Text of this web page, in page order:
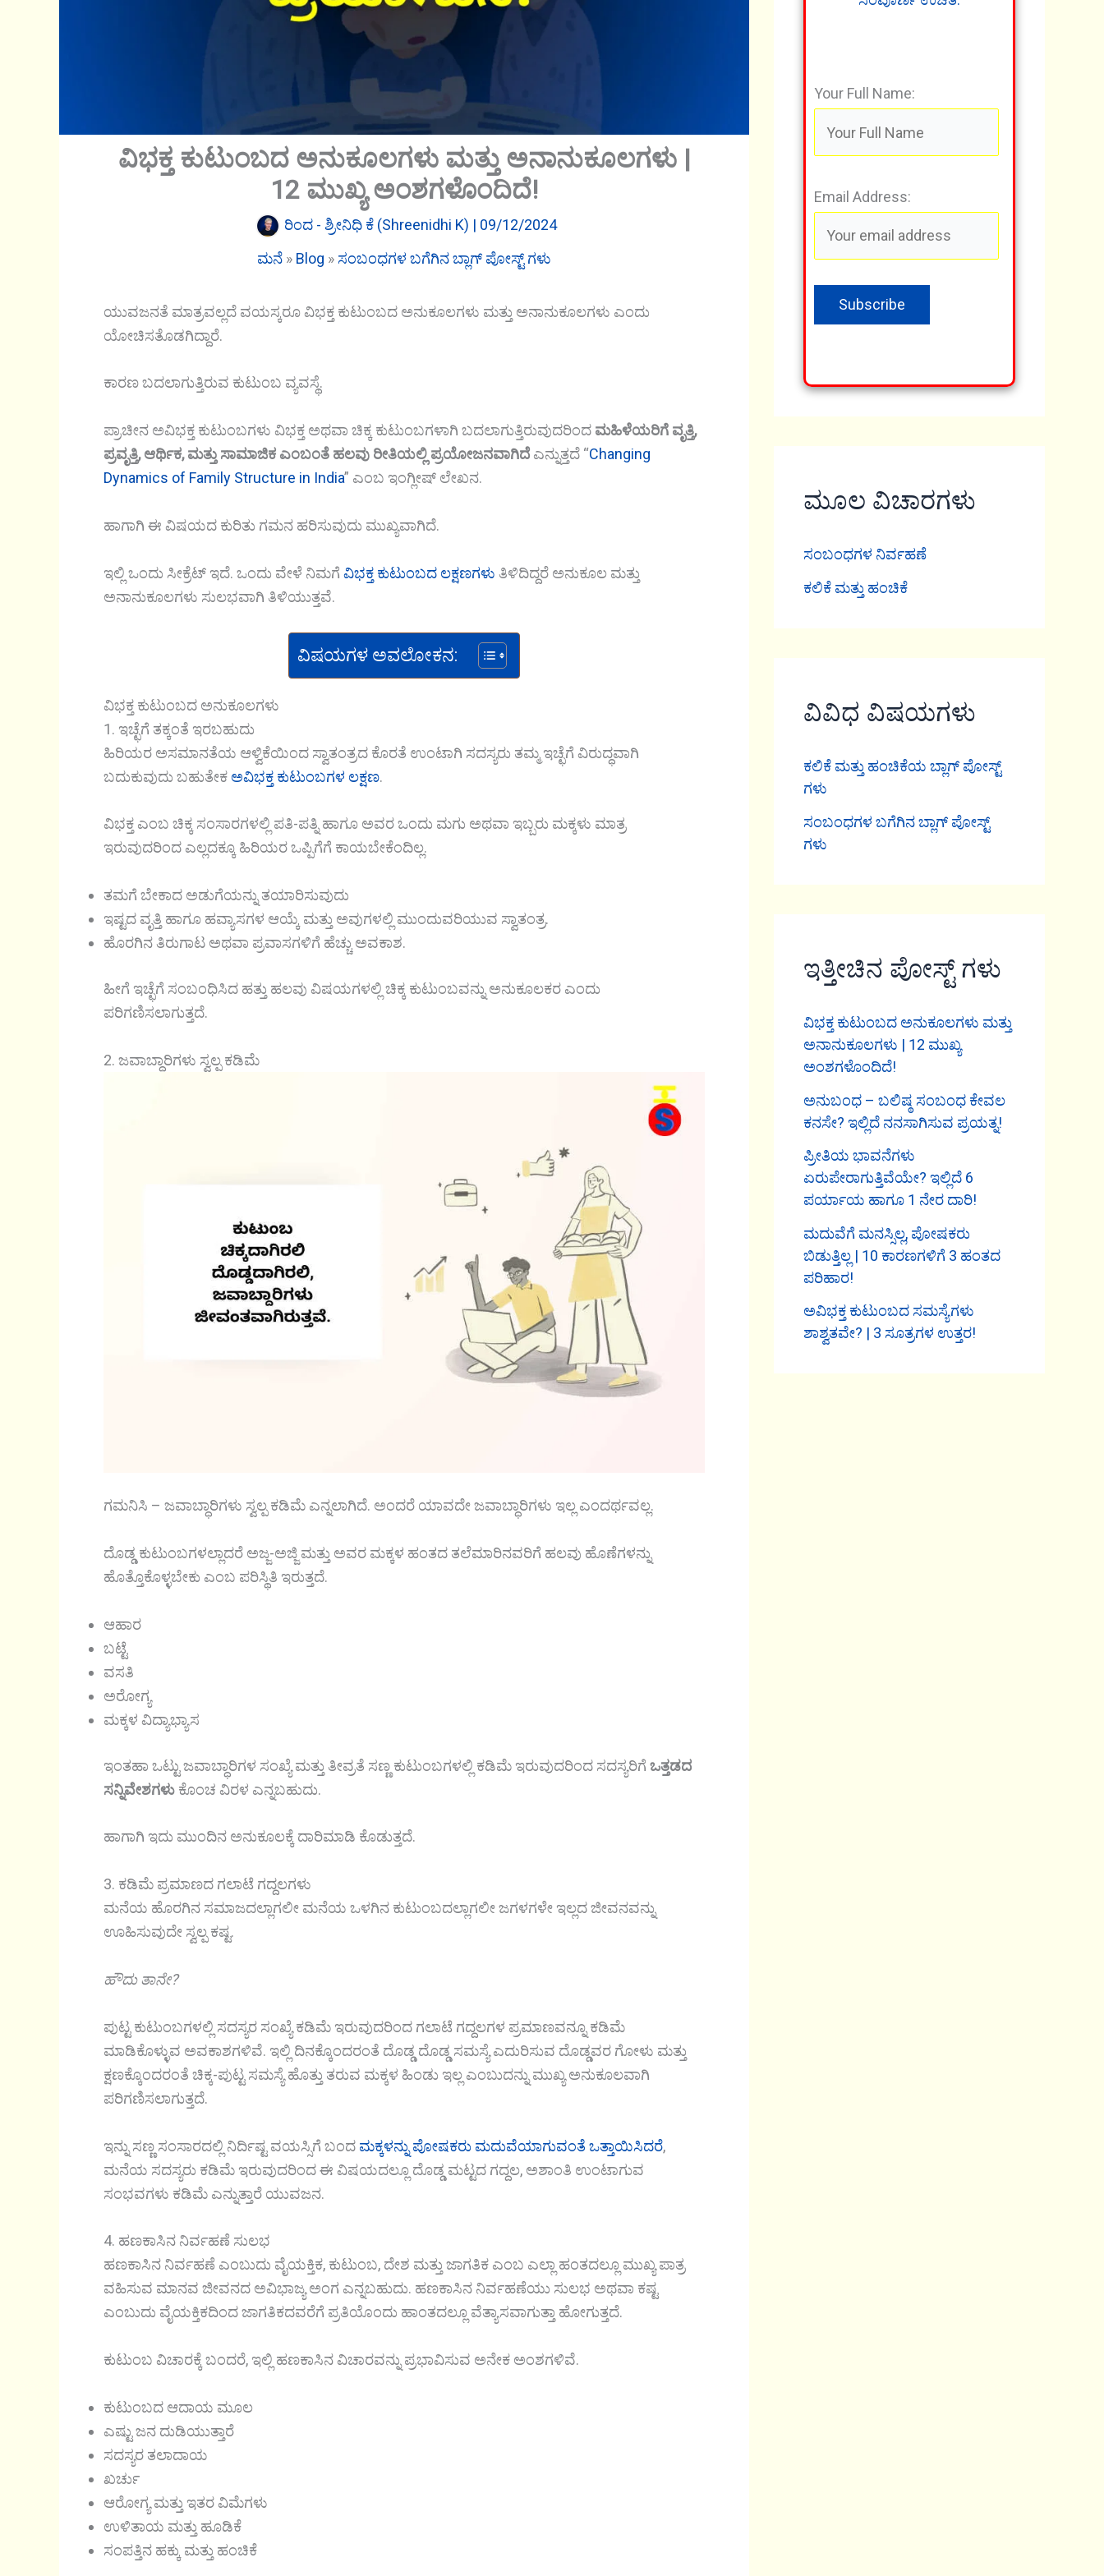
ವಿಭಕ್ತ ಕುಟುಂಬದ ಅನುಕೂಲಗಳು ಮತ್ತು ಅನಾನುಕೂಲಗಳು |
12 ಮುಖ್ಯ ಅಂಶಗಳೊಂದಿದೆ!
ರಿಂದ - ಶ್ರೀನಿಧಿ ಕೆ (Shreenidhi K) | 09/12/2024
ಮನೆ » Blog » ಸಂಬಂಧಗಳ ಬಗೆಗಿನ ಬ್ಲಾಗ್ ಪೋಸ್ಟ್ ಗಳು
ಯುವಜನತೆ ಮಾತ್ರವಲ್ಲದೆ ವಯಸ್ಕರೂ ವಿಭಕ್ತ ಕುಟುಂಬದ ಅನುಕೂಲಗಳು ಮತ್ತು ಅನಾನುಕೂಲಗಳು ಎಂದು
ಯೋಚಿಸತೊಡಗಿದ್ದಾರೆ.
ಕಾರಣ ಬದಲಾಗುತ್ತಿರುವ ಕುಟುಂಬ ವ್ಯವಸ್ಥೆ.
ಪ್ರಾಚೀನ ಅವಿಭಕ್ತ ಕುಟುಂಬಗಳು ವಿಭಕ್ತ ಅಥವಾ ಚಿಕ್ಕ ಕುಟುಂಬಗಳಾಗಿ ಬದಲಾಗುತ್ತಿರುವುದರಿಂದ ಮಹಿಳೆಯರಿಗೆ ವೃತ್ತಿ,
ಪ್ರವೃತ್ತಿ, ಆರ್ಥಿಕ, ಮತ್ತು ಸಾಮಾಜಿಕ ಎಂಬಂತೆ ಹಲವು ರೀತಿಯಲ್ಲಿ ಪ್ರಯೋಜನವಾಗಿದೆ ಎನ್ನುತ್ತದೆ “Changing
Dynamics of Family Structure in India” ಎಂಬ ಇಂಗ್ಲೀಷ್ ಲೇಖನ.
ಹಾಗಾಗಿ ಈ ವಿಷಯದ ಕುರಿತು ಗಮನ ಹರಿಸುವುದು ಮುಖ್ಯವಾಗಿದೆ.
ಇಲ್ಲಿ ಒಂದು ಸೀಕ್ರೆಟ್ ಇದೆ. ಒಂದು ವೇಳೆ ನಿಮಗೆ ವಿಭಕ್ತ ಕುಟುಂಬದ ಲಕ್ಷಣಗಳು ತಿಳಿದಿದ್ದರೆ ಅನುಕೂಲ ಮತ್ತು
ಅನಾನುಕೂಲಗಳು ಸುಲಭವಾಗಿ ತಿಳಿಯುತ್ತವೆ.
ವಿಷಯಗಳ ಅವಲೋಕನ:
ವಿಭಕ್ತ ಕುಟುಂಬದ ಅನುಕೂಲಗಳು
1. ಇಚ್ಛೆಗೆ ತಕ್ಕಂತೆ ಇರಬಹುದು
ಹಿರಿಯರ ಅಸಮಾನತೆಯ ಆಳ್ವಿಕೆಯಿಂದ ಸ್ವಾತಂತ್ರದ ಕೊರತೆ ಉಂಟಾಗಿ ಸದಸ್ಯರು ತಮ್ಮ ಇಚ್ಛೆಗೆ ವಿರುದ್ಧವಾಗಿ
ಬದುಕುವುದು ಬಹುತೇಕ ಅವಿಭಕ್ತ ಕುಟುಂಬಗಳ ಲಕ್ಷಣ.
ವಿಭಕ್ತ ಎಂಬ ಚಿಕ್ಕ ಸಂಸಾರಗಳಲ್ಲಿ ಪತಿ-ಪತ್ನಿ ಹಾಗೂ ಅವರ ಒಂದು ಮಗು ಅಥವಾ ಇಬ್ಬರು ಮಕ್ಕಳು ಮಾತ್ರ
ಇರುವುದರಿಂದ ಎಲ್ಲದಕ್ಕೂ ಹಿರಿಯರ ಒಪ್ಪಿಗೆಗೆ ಕಾಯಬೇಕೆಂದಿಲ್ಲ.
ತಮಗೆ ಬೇಕಾದ ಅಡುಗೆಯನ್ನು ತಯಾರಿಸುವುದು
ಇಷ್ಟದ ವೃತ್ತಿ ಹಾಗೂ ಹವ್ಯಾಸಗಳ ಆಯ್ಕೆ ಮತ್ತು ಅವುಗಳಲ್ಲಿ ಮುಂದುವರಿಯುವ ಸ್ವಾತಂತ್ರ.
ಹೊರಗಿನ ತಿರುಗಾಟ ಅಥವಾ ಪ್ರವಾಸಗಳಿಗೆ ಹೆಚ್ಚು ಅವಕಾಶ.
ಹೀಗೆ ಇಚ್ಛೆಗೆ ಸಂಬಂಧಿಸಿದ ಹತ್ತು ಹಲವು ವಿಷಯಗಳಲ್ಲಿ ಚಿಕ್ಕ ಕುಟುಂಬವನ್ನು ಅನುಕೂಲಕರ ಎಂದು
ಪರಿಗಣಿಸಲಾಗುತ್ತದೆ.
2. ಜವಾಬ್ಧಾರಿಗಳು ಸ್ವಲ್ಪ ಕಡಿಮೆ
ಗಮನಿಸಿ – ಜವಾಬ್ಧಾರಿಗಳು ಸ್ವಲ್ಪ ಕಡಿಮೆ ಎನ್ನಲಾಗಿದೆ. ಅಂದರೆ ಯಾವದೇ ಜವಾಬ್ಧಾರಿಗಳು ಇಲ್ಲ ಎಂದರ್ಥವಲ್ಲ.
ದೊಡ್ಡ ಕುಟುಂಬಗಳಲ್ಲಾದರೆ ಅಜ್ಜ-ಅಜ್ಜಿ ಮತ್ತು ಅವರ ಮಕ್ಕಳ ಹಂತದ ತಲೆಮಾರಿನವರಿಗೆ ಹಲವು ಹೊಣೆಗಳನ್ನು
ಹೊತ್ತೊಕೊಳ್ಳಬೇಕು ಎಂಬ ಪರಿಸ್ಥಿತಿ ಇರುತ್ತದೆ.
ಆಹಾರ
ಬಟ್ಟೆ
ವಸತಿ
ಅರೋಗ್ಯ
ಮಕ್ಕಳ ವಿದ್ಯಾಭ್ಯಾಸ
ಇಂತಹಾ ಒಟ್ಟು ಜವಾಬ್ಧಾರಿಗಳ ಸಂಖ್ಯೆ ಮತ್ತು ತೀವ್ರತೆ ಸಣ್ಣ ಕುಟುಂಬಗಳಲ್ಲಿ ಕಡಿಮೆ ಇರುವುದರಿಂದ ಸದಸ್ಯರಿಗೆ ಒತ್ತಡದ
ಸನ್ನಿವೇಶಗಳು ಕೊಂಚ ವಿರಳ ಎನ್ನಬಹುದು.
ಹಾಗಾಗಿ ಇದು ಮುಂದಿನ ಅನುಕೂಲಕ್ಕೆ ದಾರಿಮಾಡಿ ಕೊಡುತ್ತದೆ.
3. ಕಡಿಮೆ ಪ್ರಮಾಣದ ಗಲಾಟೆ ಗದ್ದಲಗಳು
ಮನೆಯ ಹೊರಗಿನ ಸಮಾಜದಲ್ಲಾಗಲೀ ಮನೆಯ ಒಳಗಿನ ಕುಟುಂಬದಲ್ಲಾಗಲೀ ಜಗಳಗಳೇ ಇಲ್ಲದ ಜೀವನವನ್ನು
ಊಹಿಸುವುದೇ ಸ್ವಲ್ಪ ಕಷ್ಟ.
ಹೌದು ತಾನೇ?
ಪುಟ್ಟ ಕುಟುಂಬಗಳಲ್ಲಿ ಸದಸ್ಯರ ಸಂಖ್ಯೆ ಕಡಿಮೆ ಇರುವುದರಿಂದ ಗಲಾಟೆ ಗದ್ದಲಗಳ ಪ್ರಮಾಣವನ್ನೂ ಕಡಿಮೆ
ಮಾಡಿಕೊಳ್ಳುವ ಅವಕಾಶಗಳಿವೆ. ಇಲ್ಲಿ ದಿನಕ್ಕೊಂದರಂತೆ ದೊಡ್ಡ ದೊಡ್ಡ ಸಮಸ್ಯೆ ಎದುರಿಸುವ ದೊಡ್ಡವರ ಗೋಳು ಮತ್ತು
ಕ್ಷಣಕ್ಕೊಂದರಂತೆ ಚಿಕ್ಕ-ಪುಟ್ಟ ಸಮಸ್ಯೆ ಹೊತ್ತು ತರುವ ಮಕ್ಕಳ ಹಿಂಡು ಇಲ್ಲ ಎಂಬುದನ್ನು ಮುಖ್ಯ ಅನುಕೂಲವಾಗಿ
ಪರಿಗಣಿಸಲಾಗುತ್ತದೆ.
ಇನ್ನು ಸಣ್ಣ ಸಂಸಾರದಲ್ಲಿ ನಿರ್ದಿಷ್ಟ ವಯಸ್ಸಿಗೆ ಬಂದ ಮಕ್ಕಳನ್ನು ಪೋಷಕರು ಮದುವೆಯಾಗುವಂತೆ ಒತ್ತಾಯಿಸಿದರೆ,
ಮನೆಯ ಸದಸ್ಯರು ಕಡಿಮೆ ಇರುವುದರಿಂದ ಈ ವಿಷಯದಲ್ಲೂ ದೊಡ್ಡ ಮಟ್ಟದ ಗದ್ದಲ, ಅಶಾಂತಿ ಉಂಟಾಗುವ
ಸಂಭವಗಳು ಕಡಿಮೆ ಎನ್ನುತ್ತಾರೆ ಯುವಜನ.
4. ಹಣಕಾಸಿನ ನಿರ್ವಹಣೆ ಸುಲಭ
ಹಣಕಾಸಿನ ನಿರ್ವಹಣೆ ಎಂಬುದು ವೈಯಕ್ತಿಕ, ಕುಟುಂಬ, ದೇಶ ಮತ್ತು ಜಾಗತಿಕ ಎಂಬ ಎಲ್ಲಾ ಹಂತದಲ್ಲೂ ಮುಖ್ಯ ಪಾತ್ರ
ವಹಿಸುವ ಮಾನವ ಜೀವನದ ಅವಿಭಾಜ್ಯ ಅಂಗ ಎನ್ನಬಹುದು. ಹಣಕಾಸಿನ ನಿರ್ವಹಣೆಯು ಸುಲಭ ಅಥವಾ ಕಷ್ಟ
ಎಂಬುದು ವೈಯಕ್ತಿಕದಿಂದ ಜಾಗತಿಕದವರೆಗೆ ಪ್ರತಿಯೊಂದು ಹಾಂತದಲ್ಲೂ ವೆತ್ಯಾಸವಾಗುತ್ತಾ ಹೋಗುತ್ತದೆ.
ಕುಟುಂಬ ವಿಚಾರಕ್ಕೆ ಬಂದರೆ, ಇಲ್ಲಿ ಹಣಕಾಸಿನ ವಿಚಾರವನ್ನು ಪ್ರಭಾವಿಸುವ ಅನೇಕ ಅಂಶಗಳಿವೆ.
ಕುಟುಂಬದ ಆದಾಯ ಮೂಲ
ಎಷ್ಟು ಜನ ದುಡಿಯುತ್ತಾರೆ
ಸದಸ್ಯರ ತಲಾದಾಯ
ಖರ್ಚು
ಆರೋಗ್ಯ ಮತ್ತು ಇತರ ವಿಮೆಗಳು
ಉಳಿತಾಯ ಮತ್ತು ಹೂಡಿಕೆ
ಸಂಪತ್ತಿನ ಹಕ್ಕು ಮತ್ತು ಹಂಚಿಕೆ
Your Full Name:
Email Address:
ಮೂಲ ವಿಚಾರಗಳು
ಸಂಬಂಧಗಳ ನಿರ್ವಹಣೆ
ಕಲಿಕೆ ಮತ್ತು ಹಂಚಿಕೆ
ವಿವಿಧ ವಿಷಯಗಳು
ಕಲಿಕೆ ಮತ್ತು ಹಂಚಿಕೆಯ ಬ್ಲಾಗ್ ಪೋಸ್ಟ್
ಗಳು
ಸಂಬಂಧಗಳ ಬಗೆಗಿನ ಬ್ಲಾಗ್ ಪೋಸ್ಟ್
ಗಳು
ಇತ್ತೀಚಿನ ಪೋಸ್ಟ್ ಗಳು
ವಿಭಕ್ತ ಕುಟುಂಬದ ಅನುಕೂಲಗಳು ಮತ್ತು
ಅನಾನುಕೂಲಗಳು | 12 ಮುಖ್ಯ
ಅಂಶಗಳೊಂದಿದೆ!
ಅನುಬಂಧ – ಬಲಿಷ್ಠ ಸಂಬಂಧ ಕೇವಲ
ಕನಸೇ? ಇಲ್ಲಿದೆ ನನಸಾಗಿಸುವ ಪ್ರಯತ್ನ!
ಪ್ರೀತಿಯ ಭಾವನೆಗಳು
ಏರುಪೇರಾಗುತ್ತಿವೆಯೇ? ಇಲ್ಲಿದೆ 6
ಪರ್ಯಾಯ ಹಾಗೂ 1 ನೇರ ದಾರಿ!
ಮದುವೆಗೆ ಮನಸ್ಸಿಲ್ಲ, ಪೋಷಕರು
ಬಿಡುತ್ತಿಲ್ಲ | 10 ಕಾರಣಗಳಿಗೆ 3 ಹಂತದ
ಪರಿಹಾರ!
ಅವಿಭಕ್ತ ಕುಟುಂಬದ ಸಮಸ್ಯೆಗಳು
ಶಾಶ್ವತವೇ? | 3 ಸೂತ್ರಗಳ ಉತ್ತರ!